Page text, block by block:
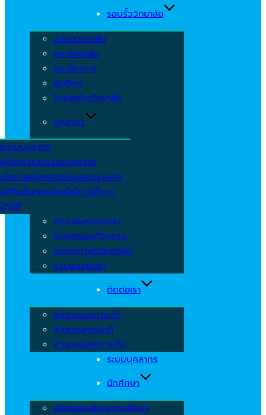
รอบรั้ววิทยาลัย
แนะนำวิทยาลัย
สภาวิทยาลัย
สภาวิชาการ
ผู้บริหาร
โครงสร้างวิทยาลัย
บุคลากร
ระบบบุคลากร
คู่มือจรรยาบรรณบุคลากร
นโยบายคุ้มครองข้อมูลส่วนบุคคล
ปฏิทินวันหยุดประจำปีการศึกษา
2568
คณะและหน่วยงาน
ข่าวสารและกิจกรรม
บรรยากาศในวิทยาลัย
ร่วมงานกับเรา
ติดต่อเรา
สายตรงอธิการบดี
สายตรงคณะบดี
สายตรงฝ่ายการเงิน
ระบบบุคลากร
นักศึกษา
สมัครสอบชิงทุนการศึกษา